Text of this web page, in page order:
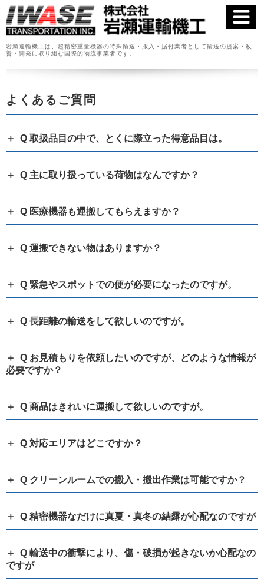
岩瀬運輸機工は、超精密重量機器の特殊輸送・搬入・据付業者として輸送の提案・改
善・開発に取り組む国際的物流事業者です。
よくあるご質問
Q 取扱品目の中で、とくに際立った得意品目は。
Q 主に取り扱っている荷物はなんですか？
Q 医療機器も運搬してもらえますか？
Q 運搬できない物はありますか？
Q 緊急やスポットでの便が必要になったのですが。
Q 長距離の輸送をして欲しいのですが。
Q お見積もりを依頼したいのですが、どのような情報が
必要ですか？
Q 商品はきれいに運搬して欲しいのですが。
Q 対応エリアはどこですか？
Q クリーンルームでの搬入・搬出作業は可能ですか？
Q 精密機器なだけに真夏・真冬の結露が心配なのですが
Q 輸送中の衝撃により、傷・破損が起きないか心配なの
ですが